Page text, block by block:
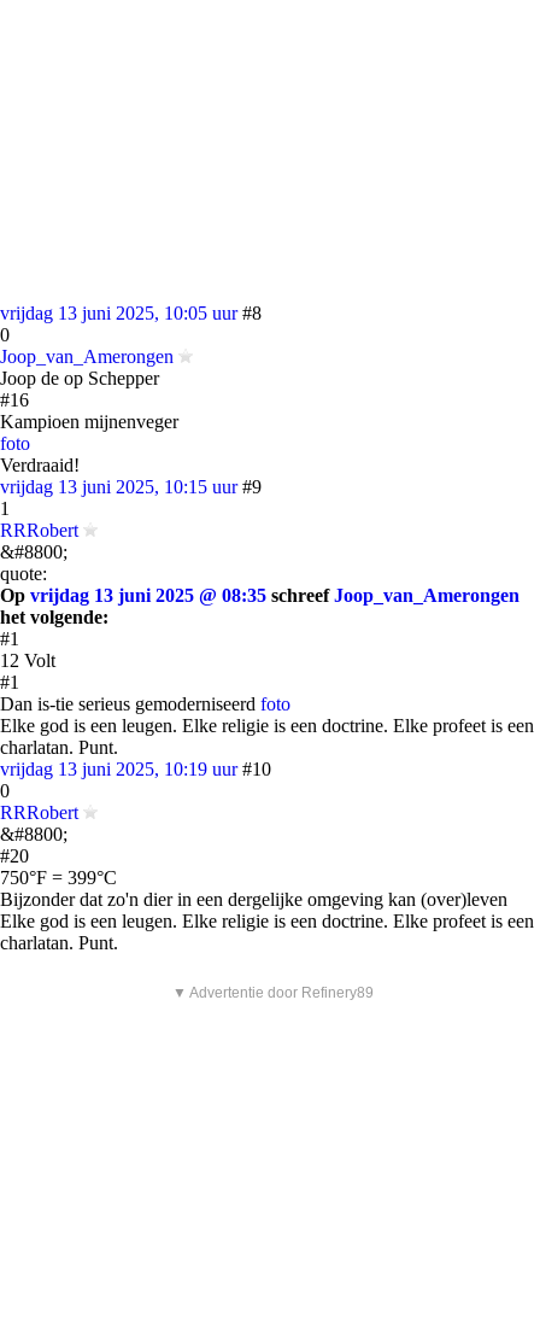
vrijdag 13 juni 2025, 10:05 uur #8
0
Joop_van_Amerongen
Joop de op Schepper
#16
Kampioen mijnenveger
foto
Verdraaid!
vrijdag 13 juni 2025, 10:15 uur #9
1
RRRobert
&#8800;
quote:
Op vrijdag 13 juni 2025 @ 08:35 schreefJoop_van_Amerongen
het volgende:
#1
12 Volt
#1
Dan is-tie serieus gemoderniseerd foto
Elke god is een leugen. Elke religie is een doctrine. Elke profeet is een
charlatan. Punt.
vrijdag 13 juni 2025, 10:19 uur #10
0
RRRobert
&#8800;
#20
750°F = 399°C
Bijzonder dat zo'n dier in een dergelijke omgeving kan (over)leven
Elke god is een leugen. Elke religie is een doctrine. Elke profeet is een
charlatan. Punt.
▼ Advertentie door Refinery89